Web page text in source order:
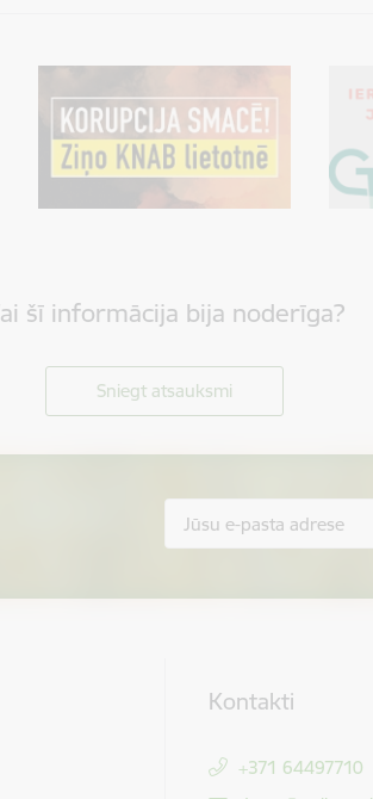
šī informācija bija noderīga?
Sniegt atsauksmi
Kontakti
+371 64497710